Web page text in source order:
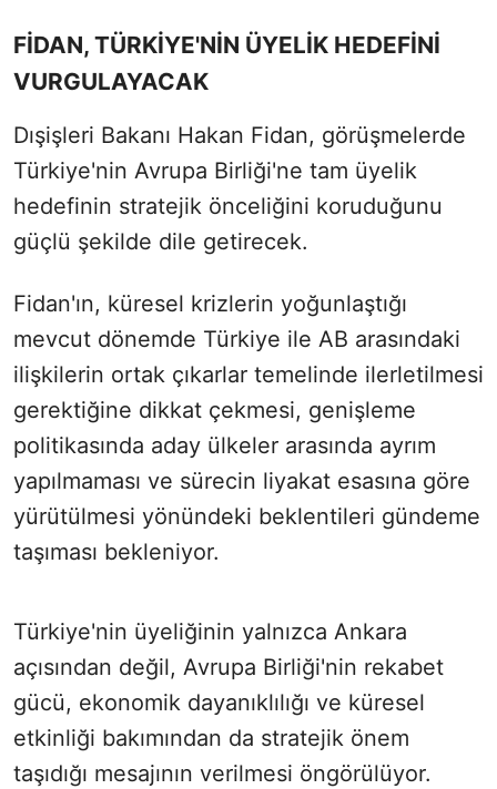
FİDAN, TÜRKİYE'NİN ÜYELİK HEDEFİNİ
VURGULAYACAK
Dışişleri Bakanı Hakan Fidan, görüşmelerde
Türkiye'nin Avrupa Birliği'ne tam üyelik
hedefinin stratejik önceliğini koruduğunu
güçlü şekilde dile getirecek.
Fidan'ın, küresel krizlerin yoğunlaştığı
mevcut dönemde Türkiye ile AB arasındaki
ilişkilerin ortak çıkarlar temelinde ilerletilmesi
gerektiğine dikkat çekmesi, genişleme
politikasında aday ülkeler arasında ayrım
yapılmaması ve sürecin liyakat esasına göre
yürütülmesi yönündeki beklentileri gündeme
taşıması bekleniyor.
Türkiye'nin üyeliğinin yalnızca Ankara
açısından değil, Avrupa Birliği'nin rekabet
gücü, ekonomik dayanıklılığı ve küresel
etkinliği bakımından da stratejik önem
taşıdığı mesajının verilmesi öngörülüyor.